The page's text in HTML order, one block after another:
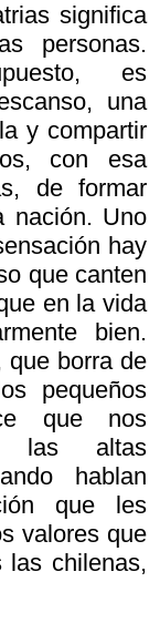
significa
personas.
es
una
y compartir
con esa
de formar
nación. Uno
hay
que canten
en la vida
bien.
que borra de
pequeños
que nos
las altas
hablan
que les
valores que
las chilenas,